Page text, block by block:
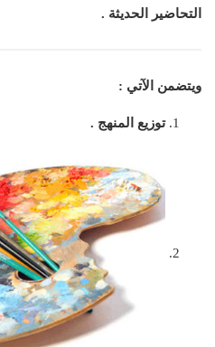
التحاضير الحديثة .
ويتضمن الآتي :
توزيع المنهج .